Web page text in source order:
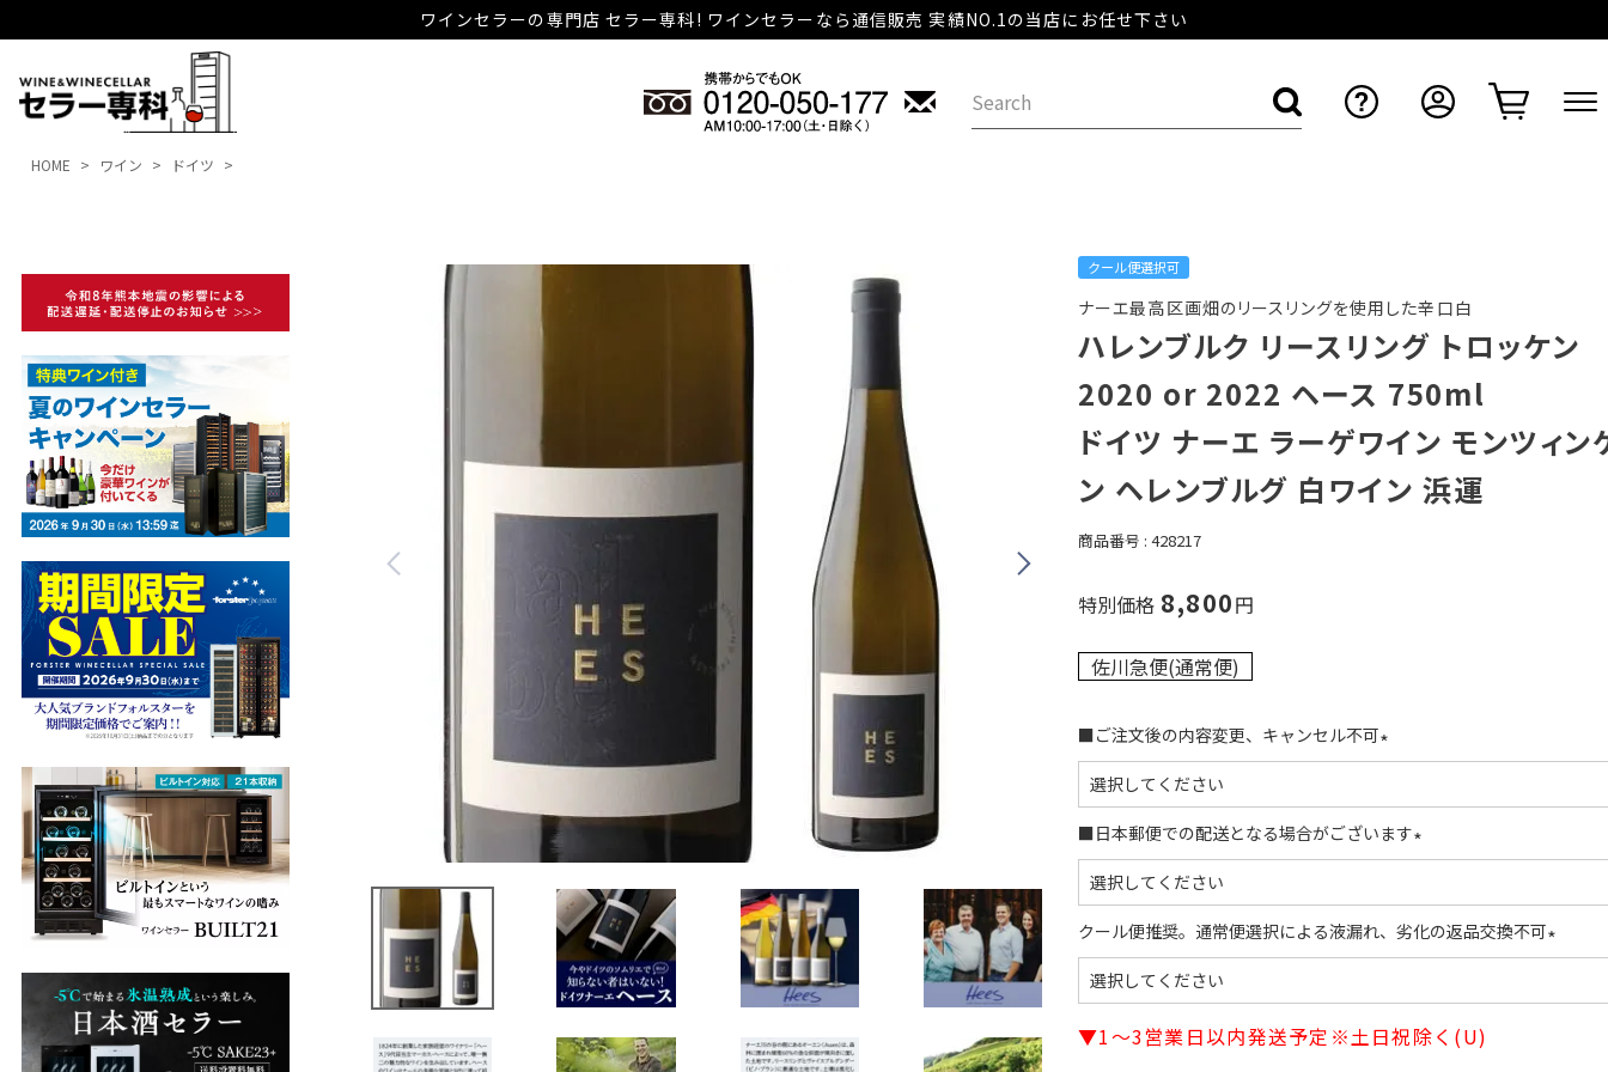
ワインセラーの専門店 セラー専科! ワインセラーなら通信販売 実績NO.1の当店にお任せ下さい
HOME ワイン ドイツ
クール便選択可
ナーエ最高区画畑のリースリングを使用した辛口白
ハレンブルク リースリング トロッケン
2020 or 2022 ヘース 750ml
ドイツ ナーエ ラーゲワイン モンツィン
ン ヘレンブルグ 白ワイン 浜運
商品番号 428217
特別価格 8,800
佐川急便(通常便)
■ご注文後の内容変更、キャンセル不可
須
)
■日本郵便での配送となる場合がございます
須
)
クール便推奨。通常便選択による液漏れ、劣化の返品交換不可
▼1～3営業日以内発送予定※土日祝除く(U)